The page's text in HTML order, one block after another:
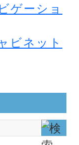
ゲーショ
ビネット